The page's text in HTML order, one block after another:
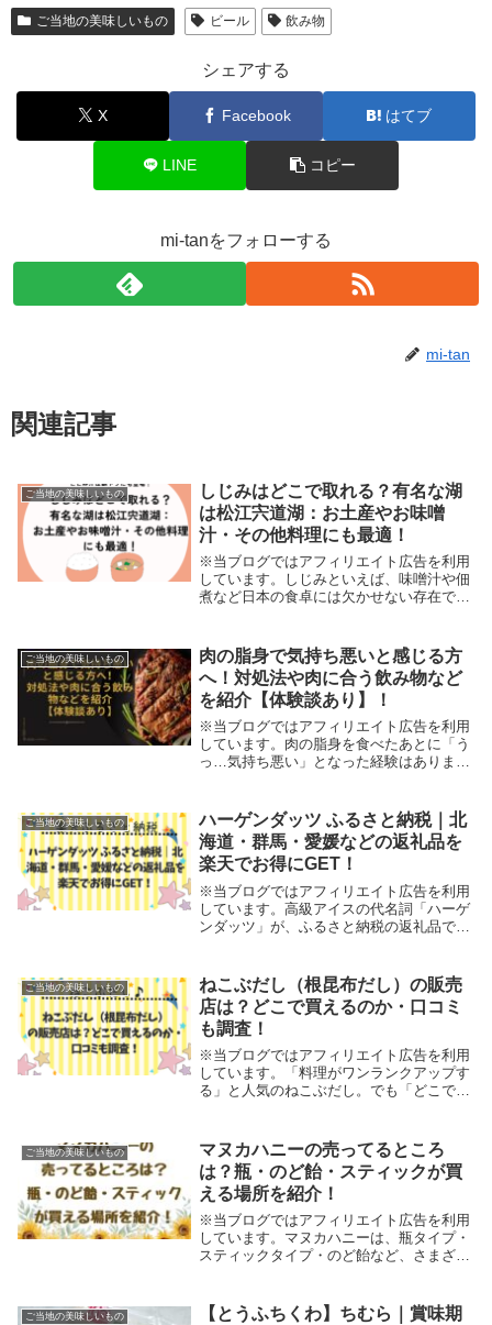
ご当地の美味しいもの ビール 飲み物
シェアする
X Facebook はてブ
LINE コピー
mi-tanをフォローする
mi-tan
関連記事
ご当地の美味しいもの
しじみはどこで取れる？有名な湖
は松江宍道湖：お土産やお味噌
汁・その他料理にも最適！
※当ブログではアフィリエイト広告を利用
しています。しじみといえば、味噌汁や佃
煮など日本の食卓には欠かせない存在です
多いのではないでしょうか。しじみは全国
各地で取れますが...
ご当地の美味しいもの
肉の脂身で気持ち悪いと感じる方
へ！対処法や肉に合う飲み物など
を紹介【体験談あり】！
※当ブログではアフィリエイト広告を利用
しています。肉の脂身を食べたあとに「う
っ…気持ち悪い」となった経験はありませ
とよくあります( ﾉД`)～お悩み～脂身が苦
手で食べ...
ご当地の美味しいもの
ハーゲンダッツ ふるさと納税｜北
海道・群馬・愛媛などの返礼品を
楽天でお得にGET！
※当ブログではアフィリエイト広告を利用
しています。高級アイスの代名詞「ハーゲ
ンダッツ」が、ふるさと納税の返礼品でも
おられる方は要チェック✔です！mi-tan普
通に買...
ご当地の美味しいもの
ねこぶだし（根昆布だし）の販売
店は？どこで買えるのか・口コミ
も調査！
※当ブログではアフィリエイト広告を利用
しています。「料理がワンランクアップす
る」と人気のねこぶだし。でも「どこで買
確かに、スーパーではあまり見かけません
よね。実は、...
ご当地の美味しいもの
マヌカハニーの売ってるところ
は？瓶・のど飴・スティックが買
える場所を紹介！
※当ブログではアフィリエイト広告を利用
しています。マヌカハニーは、瓶タイプ・
スティックタイプ・のど飴など、さまざま
飴・スティック）の売ってるところは？ど
ご当地の美味しいもの 【とうふちくわ】ちむら｜賞味期